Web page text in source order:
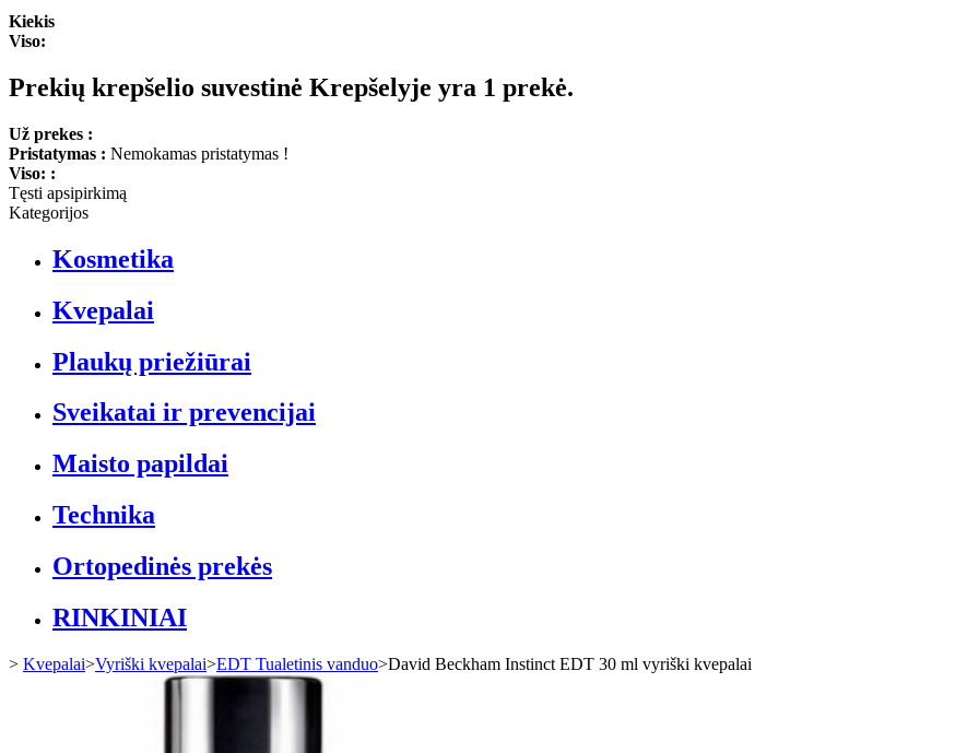
Kiekis
Viso:
Prekių krepšelio suvestinė Krepšelyje yra 1 prekė.
Už prekes :
Pristatymas : Nemokamas pristatymas !
Viso: :
Tęsti apsipirkimą
Kategorijos
Kosmetika
Kvepalai
Plaukų priežiūrai
Sveikatai ir prevencijai
Maisto papildai
Technika
Ortopedinės prekės
RINKINIAI
> Kvepalai>Vyriški kvepalai>EDT Tualetinis vanduo>David Beckham Instinct EDT 30 ml vyriški kvepalai